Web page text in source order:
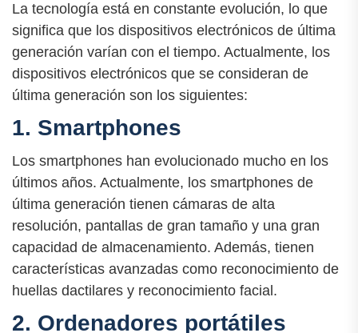
La tecnología está en constante evolución, lo que
significa que los dispositivos electrónicos de última
generación varían con el tiempo. Actualmente, los
dispositivos electrónicos que se consideran de
última generación son los siguientes:
1. Smartphones
Los smartphones han evolucionado mucho en los
últimos años. Actualmente, los smartphones de
última generación tienen cámaras de alta
resolución, pantallas de gran tamaño y una gran
capacidad de almacenamiento. Además, tienen
características avanzadas como reconocimiento de
huellas dactilares y reconocimiento facial.
2. Ordenadores portátiles